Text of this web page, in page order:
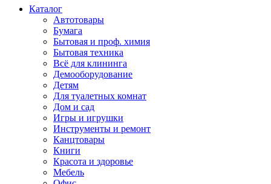
Каталог
Автотовары
Бумага
Бытовая и проф. химия
Бытовая техника
Всё для клининга
Демооборудование
Детям
Для туалетных комнат
Дом и сад
Игры и игрушки
Инструменты и ремонт
Канцтовары
Книги
Красота и здоровье
Мебель